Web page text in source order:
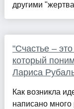
другими
"Счастье –
который
Лариса
Как возникла
написано